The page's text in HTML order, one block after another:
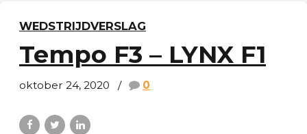
WEDSTRIJDVERSLAG
Tempo F3 – LYNX F1
oktober 24, 2020 0